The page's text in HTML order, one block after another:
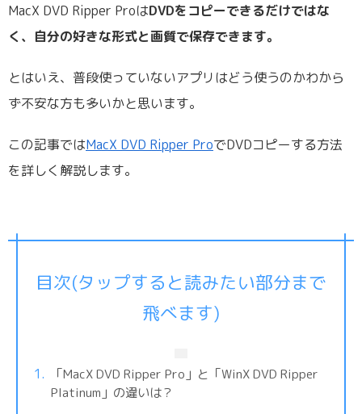
MacX DVD Ripper ProはDVDをコピーできるだけではな
く、自分の好きな形式と画質で保存できます。
とはいえ、普段使っていないアプリはどう使うのかわから
ず不安な方も多いかと思います。
この記事ではMacX DVD Ripper ProでDVDコピーする方法
を詳しく解説します。
目次(タップすると読みたい部分まで
飛べます)
「MacX DVD Ripper Pro」と「WinX DVD Ripper
Platinum」の違いは？